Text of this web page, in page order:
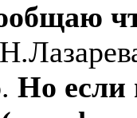
Но если